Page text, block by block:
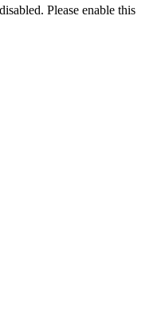
Please enable this